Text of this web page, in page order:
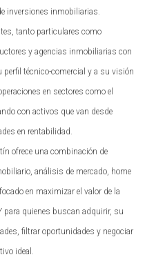
Analizó las
proyectado en
de cinco años, logró
euros, lo que representa
demuestra cómo la
de Humilladero
que ha visto un
una inversora joven,
euros con la intención
inversiones inmobiliarias.
tanto particulares como
y agencias inmobiliarias con
perfil técnico-comercial y a su visión
en sectores como el
con activos que van desde
en rentabilidad.
ofrece una combinación de
análisis de mercado, home
en maximizar el valor de la
para quienes buscan adquirir, su
filtrar oportunidades y negociar
ideal.